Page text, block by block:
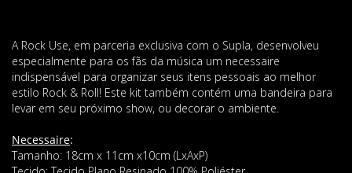
A Rock Use, em parceria exclusiva com o Supla, desenvolveu
especialmente para os fãs da música um necessaire
indispensável para organizar seus itens pessoais ao melhor
estilo Rock & Roll! Este kit também contém uma bandeira para
levar em seu próximo show, ou decorar o ambiente.
Necessaire:
Tamanho: 18cm x 11cm x10cm (LxAxP)